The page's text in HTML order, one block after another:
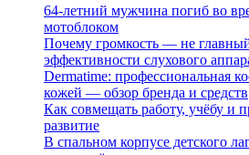
64-летний мужчина погиб во
мотоблоком
Почему громкость — не главный
эффективности слухового
Dermatime: профессиональная
кожей — обзор бренда и средств
Как совмещать работу, учёбу и
развитие
В спальном корпусе детского